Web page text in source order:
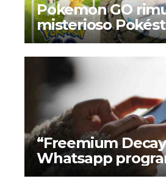
Pokemon GO
misterioso
sull’isola di
“Freemium
Whatsapp
piano a